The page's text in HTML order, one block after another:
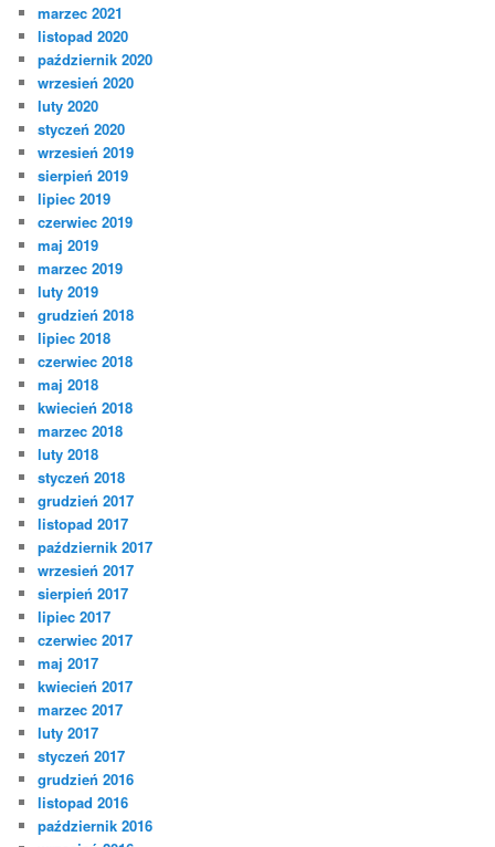
marzec 2021
listopad 2020
październik 2020
wrzesień 2020
luty 2020
styczeń 2020
wrzesień 2019
sierpień 2019
lipiec 2019
czerwiec 2019
maj 2019
marzec 2019
luty 2019
grudzień 2018
lipiec 2018
czerwiec 2018
maj 2018
kwiecień 2018
marzec 2018
luty 2018
styczeń 2018
grudzień 2017
listopad 2017
październik 2017
wrzesień 2017
sierpień 2017
lipiec 2017
czerwiec 2017
maj 2017
kwiecień 2017
marzec 2017
luty 2017
styczeń 2017
grudzień 2016
listopad 2016
październik 2016